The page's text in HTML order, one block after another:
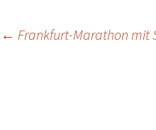
← Frankfurt-Marathon mit